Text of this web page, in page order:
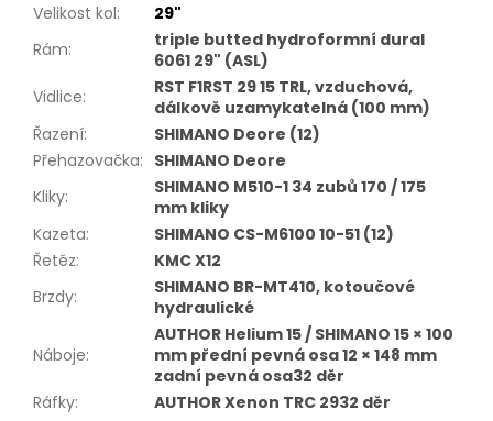
Velikost kol:
29"
Rám:
triple butted hydroformní dural
6061 29" (ASL)
Vidlice:
RST F1RST 29 15 TRL, vzduchová,
dálkově uzamykatelná (100 mm)
Řazení:
SHIMANO Deore (12)
Přehazovačka: SHIMANO Deore
Kliky:
SHIMANO M510-1 34 zubů 170 / 175
mm kliky
Kazeta:
SHIMANO CS-M6100 10-51 (12)
Řetěz:
KMC X12
Brzdy:
SHIMANO BR-MT410, kotoučové
hydraulické
Náboje:
AUTHOR Helium 15 / SHIMANO 15 × 100
mm přední pevná osa 12 × 148 mm
zadní pevná osa32 děr
Ráfky:
AUTHOR Xenon TRC 2932 děr